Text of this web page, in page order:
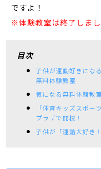
ですよ！
※体験教室は終了しま
目次
子供が運動好きにな
無料体験教室
気になる無料体験教
「体育キッズスポ
プラザで開校！
子供が「運動大好き